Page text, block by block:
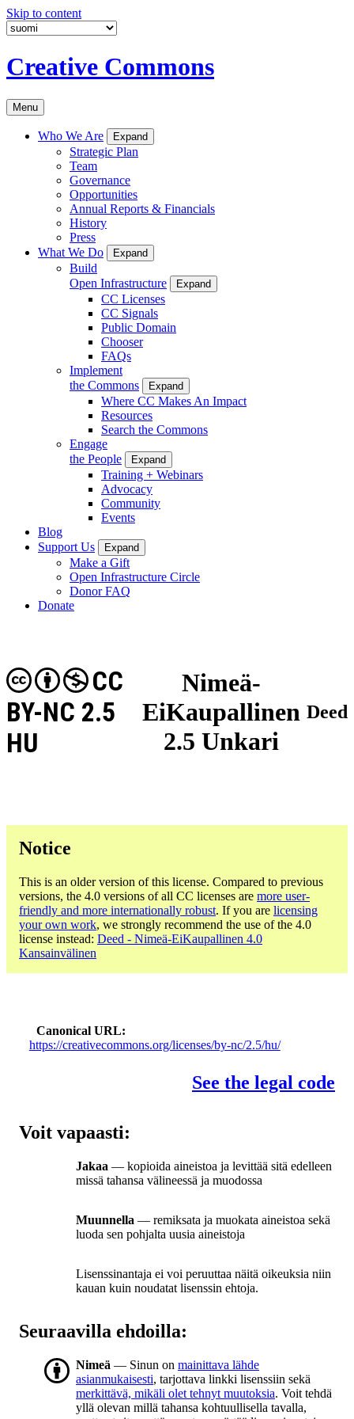
Skip to content
Creative Commons
Menu
Who We Are Expand
Strategic Plan
Team
Governance
Opportunities
Annual Reports & Financials
History
Press
What We Do
Expand
Build
Open Infrastructure
Expand
CC Licenses
CC Signals
Public Domain
Chooser
FAQs
Implement
the Commons
Expand
Where CC Makes An Impact
Resources
Search the Commons
Engage
the People
Expand
Training + Webinars
Advocacy
Community
Events
Blog
Support Us
Expand
Make a Gift
Open Infrastructure Circle
Donor FAQ
Donate
Nimeä-
EiKaupallinen
2.5 Unkari
CC
BY-NC 2.5
HU
Deed
Notice
This is an older version of this license. Compared to previous
versions, the 4.0 versions of all CC licenses are more user-
friendly and more internationally robust. If you are licensing
your own work, we strongly recommend the use of the 4.0
license instead: Deed - Nimeä-EiKaupallinen 4.0
Kansainvälinen
Canonical URL
https://creativecommons.org/licenses/by-nc/2.5/hu/
See the legal code
Voit vapaasti:
Jakaa — kopioida aineistoa ja levittää sitä edelleen
missä tahansa välineessä ja muodossa
Muunnella — remiksata ja muokata aineistoa sekä
luoda sen pohjalta uusia aineistoja
Lisenssinantaja ei voi peruuttaa näitä oikeuksia niin
kauan kuin noudatat lisenssin ehtoja.
Seuraavilla ehdoilla:
Nimeä — Sinun on mainittava lähde
asianmukaisesti, tarjottava linkki lisenssiin sekä
merkittävä, mikäli olet tehnyt muutoksia. Voit tehdä
yllä olevan millä tahansa kohtuullisella tavalla,